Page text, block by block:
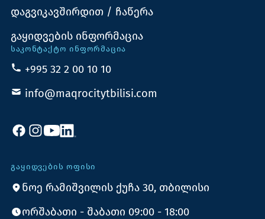
დაგვიკავშირდით / ჩაწერა
გაყიდვების ინფორმაცია
ᲡᲐᲙᲝᲜᲢᲐᲥᲢᲝ ᲘᲜᲤᲝᲠᲛᲐᲪᲘᲐ
+995 32 2 00 10 10
info@maqrocitytbilisi.com
ᲒᲐᲧᲘᲓᲕᲔᲑᲘᲡ ᲝᲤᲘᲡᲘ
ნოე რამიშვილის ქუჩა 30, თბილისი
ორშაბათი - შაბათი 09:00 - 18:00